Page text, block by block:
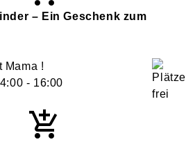
– Ein Geschenk zum
Mama !
- 16:00